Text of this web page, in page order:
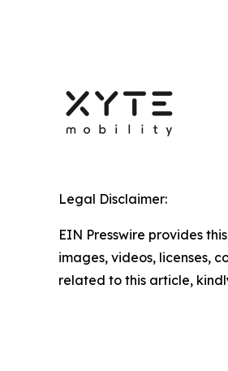
Legal Disclaimer:
EIN Presswire provides
images, videos, licenses,
related to this article,